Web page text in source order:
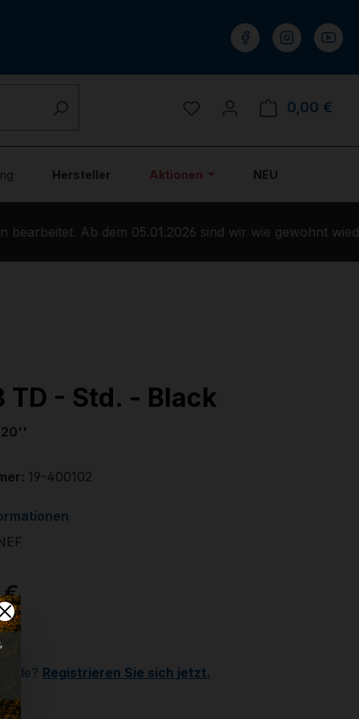
Du hast 0 Produkte auf
0,00 €
Hersteller Aktionen NEU
Ab dem 05.01.2026 sind wir wie gewohnt
TD - Std. - Black
20''
19-400102
€
Registrieren Sie sich jetzt.